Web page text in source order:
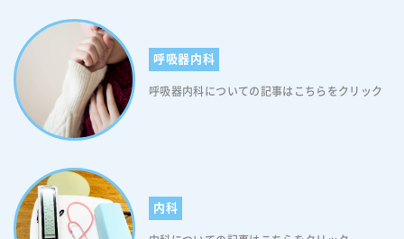
いましたら、ぜひお気軽にご相談ください。 新型コロナ対策も進めてお
ります。 待ち時間短縮を目ざし、当ホームページから診察の順番を取れ
るようにいたしました。 大型スクリーンによるサーモグラフィ導入と共
に、２０２０年８月には、改装と換気工事を行いました。 こまめな換気
を行いつつ、通常の５倍の空気清浄機を稼働させております。 都賀駅徒
歩１分に駐車場があります。 都賀駅前の駐車場は１２台分あります。車
でも安心してお越しください。 こちらのサイトでも、千葉市若葉区都賀
都賀の呼吸器内科：まとめ ひと言で「咳」と言っても、いろいろな要因
があり、呼吸器疾患が隠れている可能性があります。 患者さまが苦しむ
期間を短くできるように、できるだけ早めに、呼吸器内科での診察を受
けていただければと思います。 呼吸器内科で専門的な検査を受けること
の人に合わせたシールを郵送するので、同じ世帯でも、到着日が異なる
場合があります。 検診書類が届かず、職場検診など、ほかに検診の機会
がないかたで、「千葉市がん検診受診券シール」を希望される場合は、
千葉市健康支援課へ、電話、ファックス、はがき、電子申請で、お申し
込みください。 条件に該当する方は、受診前に申請することにより検診
費用が無料になります。詳細は下記をご覧ください。 がん検診等費用の
車で受診する方法）の、２つの方法があります。 検診種類ごとに、いず
れかの方法を選択し、受診することができます。 個別検診 千葉市内の
協力医療機関で受診する方法です。 個別検診での受診をご希望のかた
呼吸器内科
呼吸器内科についての記事はこちらをクリック
内科